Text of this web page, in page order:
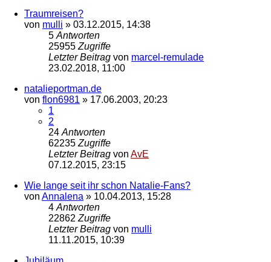
Traumreisen?
von mulli » 03.12.2015, 14:38
5 Antworten
25955 Zugriffe
Letzter Beitrag von marcel-remulade
23.02.2018, 11:00
natalieportman.de
von flon6981 » 17.06.2003, 20:23
1
2
24 Antworten
62235 Zugriffe
Letzter Beitrag von AvE
07.12.2015, 23:15
Wie lange seit ihr schon Natalie-Fans?
von Annalena » 10.04.2013, 15:28
4 Antworten
22862 Zugriffe
Letzter Beitrag von mulli
11.11.2015, 10:39